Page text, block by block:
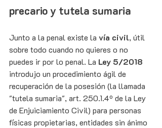
precario y tutela sumaria
Junto a la penal existe la vía civil, útil
sobre todo cuando no quieres o no
puedes ir por lo penal. La Ley 5/2018
introdujo un procedimiento ágil de
recuperación de la posesión (la llamada
"tutela sumaria", art. 250.1.4º de la Ley
de Enjuiciamiento Civil) para personas
físicas propietarias, entidades sin ánimo